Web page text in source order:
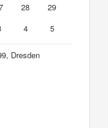
28
29
4 5
Dresden